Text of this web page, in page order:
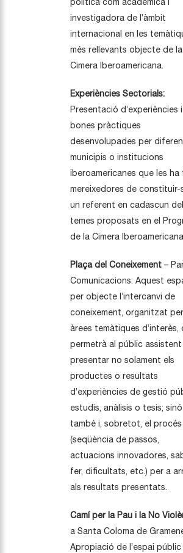
investigadora de l’àmbit
internacional en les
més rellevants objecte de la
Cimera Iberoamericana.
Experiències Sectorials:
Presentació d’experiències i
bones pràctiques
desenvolupades per
municipis o institucions
iberoamericanes que les ha
mereixedores de constituir-
un referent en cadascun
temes proposats en el
de la Cimera
Plaça del Coneixement –
Comunicacions: Aquest
per objecte l’intercanvi de
coneixement, organitzat per
àrees temàtiques d’interès,
permetrà al públic assistent
presentar no solament els
productes o resultats
d’experiències de gestió
estudis, anàlisis o tesis; sinó
també i, sobretot, el procés
(seqüència de passos,
actuacions innovadores,
fer, dificultats, etc.) per a
als resultats presentats.
Camí per la Pau i la No
a Santa Coloma de
Apropiació de l’espai